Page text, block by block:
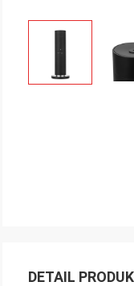
DETAIL PRODUK